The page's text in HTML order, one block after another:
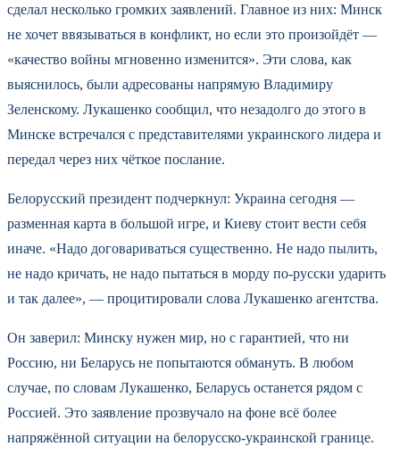
сделал несколько громких заявлений. Главное из них: Минск
не хочет ввязываться в конфликт, но если это произойдёт —
«качество войны мгновенно изменится». Эти слова, как
выяснилось, были адресованы напрямую Владимиру
Зеленскому. Лукашенко сообщил, что незадолго до этого в
Минске встречался с представителями украинского лидера и
передал через них чёткое послание.
Белорусский президент подчеркнул: Украина сегодня —
разменная карта в большой игре, и Киеву стоит вести себя
иначе. «Надо договариваться существенно. Не надо пылить,
не надо кричать, не надо пытаться в морду по-русски ударить
и так далее», — процитировали слова Лукашенко агентства.
Он заверил: Минску нужен мир, но с гарантией, что ни
Россию, ни Беларусь не попытаются обмануть. В любом
случае, по словам Лукашенко, Беларусь останется рядом с
Россией. Это заявление прозвучало на фоне всё более
напряжённой ситуации на белорусско-украинской границе.